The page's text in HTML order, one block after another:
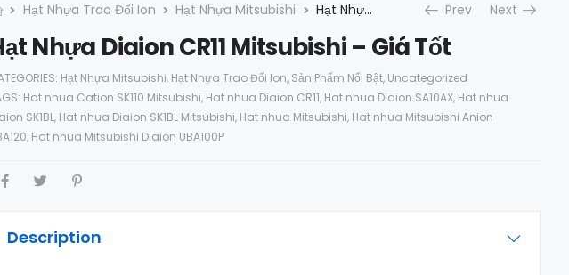
Hạt Nhựa Trao Đổi Ion Hạt Nhựa Mitsubishi Hạt Nhựa Diaion CR11 Mitsubishi – Giá Tốt Prev Next
Nhựa Diaion CR11 Mitsubishi – Giá Tốt
Hạt Nhựa Mitsubishi, Hạt Nhựa Trao Đổi Ion, Sản Phẩm Nổi Bật, Uncategorized
Hat nhua Cation SK110 Mitsubishi, Hat nhua Diaion CR11, Hat nhua Diaion SA10AX, Hat nhua
SK1BL, Hat nhua Diaion SK1BL Mitsubishi, Hat nhua Mitsubishi, Hat nhua Mitsubishi Anion
, Hat nhua Mitsubishi Diaion UBA100P
Description